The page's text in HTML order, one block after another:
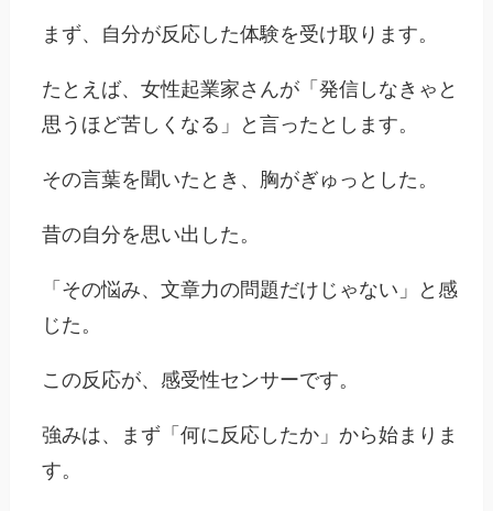
まず、自分が反応した体験を受け取ります。
たとえば、女性起業家さんが「発信しなきゃと
思うほど苦しくなる」と言ったとします。
その言葉を聞いたとき、胸がぎゅっとした。
昔の自分を思い出した。
「その悩み、文章力の問題だけじゃない」と感
じた。
この反応が、感受性センサーです。
強みは、まず「何に反応したか」から始まりま
す。